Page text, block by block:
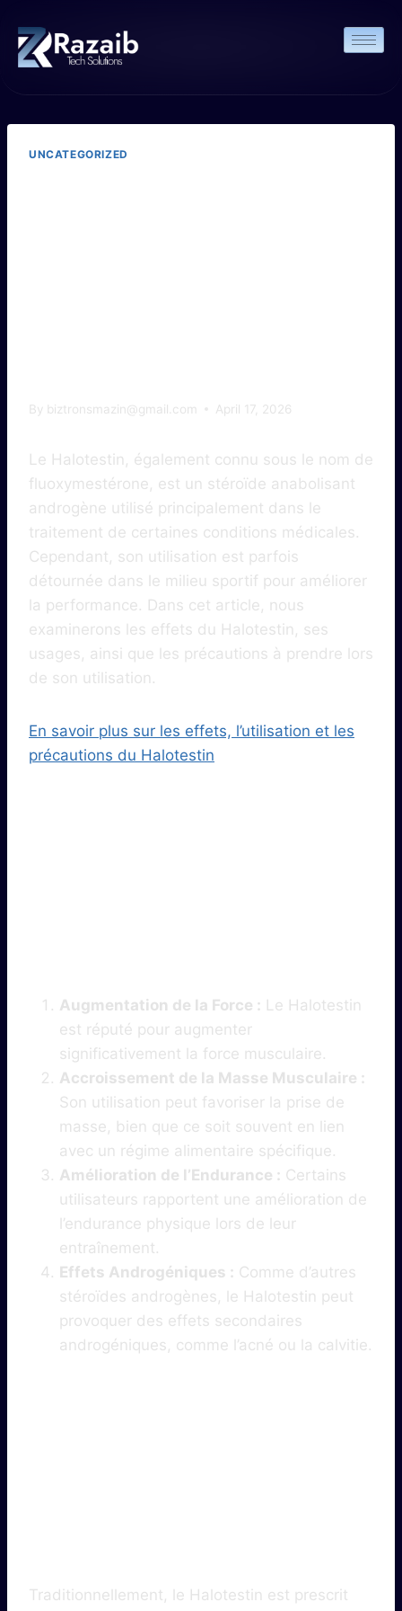
UNCATEGORIZED
By biztronsmazin@gmail.com April 17, 2026
Le Halotestin, également connu sous le nom de
fluoxymestérone, est un stéroïde anabolisant
androgène utilisé principalement dans le
traitement de certaines conditions médicales.
Cependant, son utilisation est parfois
détournée dans le milieu sportif pour améliorer
la performance. Dans cet article, nous
examinerons les effets du Halotestin, ses
usages, ainsi que les précautions à prendre lors
de son utilisation.
En savoir plus sur les effets, l’utilisation et les
précautions du Halotestin
Augmentation de la Force : Le Halotestin
est réputé pour augmenter
significativement la force musculaire.
Accroissement de la Masse Musculaire :
Son utilisation peut favoriser la prise de
masse, bien que ce soit souvent en lien
avec un régime alimentaire spécifique.
Amélioration de l’Endurance : Certains
utilisateurs rapportent une amélioration de
l’endurance physique lors de leur
entraînement.
Effets Androgéniques : Comme d’autres
stéroïdes androgènes, le Halotestin peut
provoquer des effets secondaires
androgéniques, comme l’acné ou la calvitie.
Traditionnellement, le Halotestin est prescrit